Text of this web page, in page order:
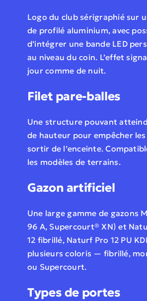
Logo du club sérigraphié sur
de profilé aluminium, avec
d’intégrer une bande LED
au niveau du coin. L’effet
jour comme de nuit.
Filet pare-balles
Une structure pouvant
de hauteur pour empêcher
sortir de l’enceinte.
les modèles de terrains.
Gazon artificiel
Une large gamme de gazons
96 A, Supercourt® XN) et
12 fibrillé, Naturf Pro 12 PU
plusieurs coloris — fibrillé,
ou Supercourt.
Types de portes